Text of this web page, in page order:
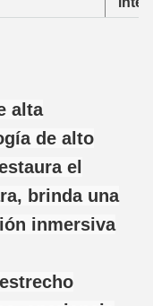
alta
de alto
el
brinda una
inmersiva